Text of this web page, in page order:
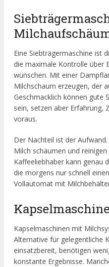
Eine Siebträgermaschine ist
die maximale Kontrolle über
wünschen. Mit einer
Milchschaum erzeugen, der
Geschmacklich können gute
sein, setzen aber Erfahrung,
voraus.
Der Nachteil ist der
Milch schäumen und
Kaffeeliebhaber kann genau
die morgens nur schnell
Vollautomat mit
Kapselmaschinen mit
Alternative für gelegentliche
einsatzbereit, benötigen
konstante Ergebnisse.